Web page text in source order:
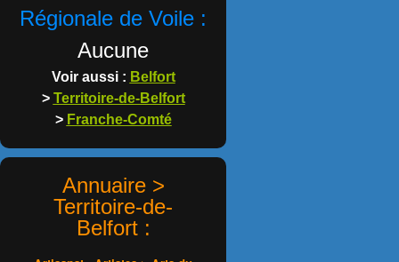
Régionale de Voile :
Aucune
Voir aussi : Belfort
> Territoire-de-Belfort
> Franche-Comté
Annuaire >
Territoire-de-
Belfort :